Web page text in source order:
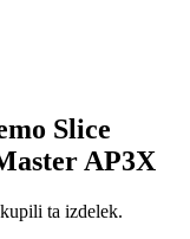
Slice
AP3X
ta izdelek.